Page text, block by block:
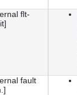
flt-
fault